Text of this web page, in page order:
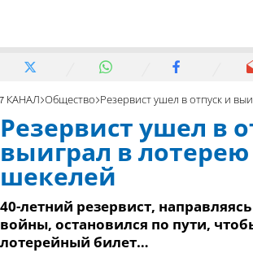
7 КАНАЛ Общество Резервист ушел в отпуск и выиграл в лотерею
Резервист ушел в
выиграл в лотерею
шекелей
40-летний резервист,
войны, остановился по пути,
лотерейный билет…